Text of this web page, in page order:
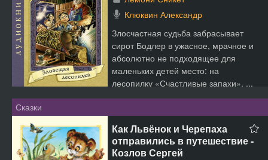
Клюквин Александр
Злосчастная судьба забрасывает
сирот Бодлер в ужасное, мрачное и
абсолютно не подходящее для
маленьких детей место: на
лесопилку «Счастливые запахи», ...
Сказки
Как Львёнок и Черепаха
отправились в путешествие -
Козлов Сергей